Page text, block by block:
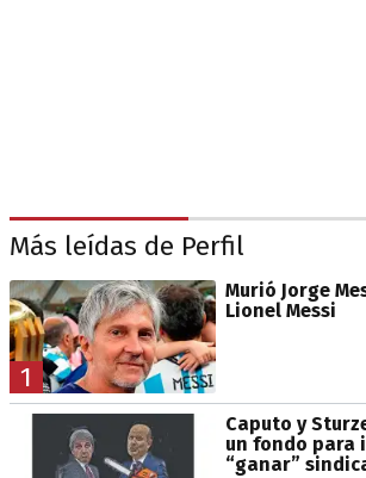
Más leídas de Perfil
1
Murió Jorge
Lionel Messi
Caputo y
un fondo para
“ganar”